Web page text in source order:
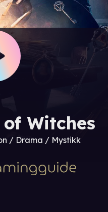
Witches
/ Drama / Mystikk